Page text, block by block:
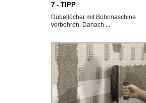
7 - TIPP
Dübellöcher mit Bohrmaschine
vorbohren. Danach ...